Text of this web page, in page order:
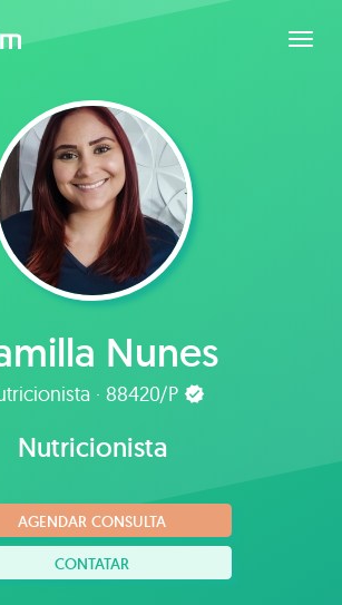
Nunes
· 88420/P
Nutricionista
AGENDAR CONSULTA
CONTATAR